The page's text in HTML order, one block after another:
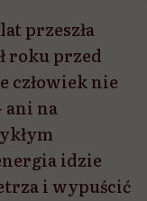
przeszła
roku przed
człowiek nie
ani na
idzie
i wypuścić